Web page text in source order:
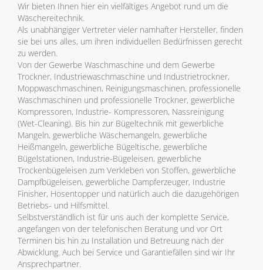
Wir bieten Ihnen hier ein vielfältiges Angebot rund um die
Wäschereitechnik.
Als unabhängiger Vertreter vieler namhafter Hersteller, finden
sie bei uns alles, um ihren individuellen Bedürfnissen gerecht
zu werden.
Von der Gewerbe Waschmaschine und dem Gewerbe
Trockner, Industriewaschmaschine und Industrietrockner,
Moppwaschmaschinen, Reinigungsmaschinen, professionelle
Waschmaschinen und professionelle Trockner, gewerbliche
Kompressoren, Industrie- Kompressoren, Nassreinigung
(Wet-Cleaning). Bis hin zur Bügeltechnik mit gewerbliche
Mangeln, gewerbliche Wäschemangeln, gewerbliche
Heißmangeln, gewerbliche Bügeltische, gewerbliche
Bügelstationen, Industrie-Bügeleisen, gewerbliche
Trockenbügeleisen zum Verkleben von Stoffen, gewerbliche
Dampfbügeleisen, gewerbliche Dampferzeuger, Industrie
Finisher, Hosentopper und natürlich auch die dazugehörigen
Betriebs- und Hilfsmittel.
Selbstverständlich ist für uns auch der komplette Service,
angefangen von der telefonischen Beratung und vor Ort
Terminen bis hin zu Installation und Betreuung nach der
Abwicklung. Auch bei Service und Garantiefällen sind wir Ihr
Ansprechpartner.